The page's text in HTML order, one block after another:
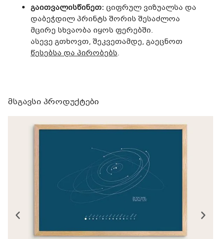
გაითვალისწინეთ: ციფრულ ვიზუალსა და
დაბეჭდილ პრინტს შორის შესაძლოა
მცირე სხვაობა იყოს ფერებში.
ასევე გთხოვთ, შეკვეთამდე, გაეცნოთ
წესებსა და პირობებს.
მსგავსი პროდუქტები